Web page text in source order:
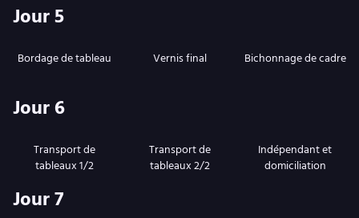
Jour 5
Bordage de tableau Vernis final Bichonnage de cadre
Jour 6
Transport de
tableaux 1/2
Transport de
tableaux 2/2
Indépendant et
domiciliation
Jour 7